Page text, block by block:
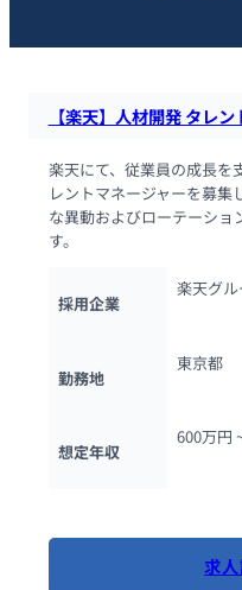
【楽天】人材開発 タレ
楽天にて、従業員の成長を
レントマネージャーを募
な異動およびローテーショ
す。
採用企業
楽天グル
勤務地
東京都
想定年収
600万円
求